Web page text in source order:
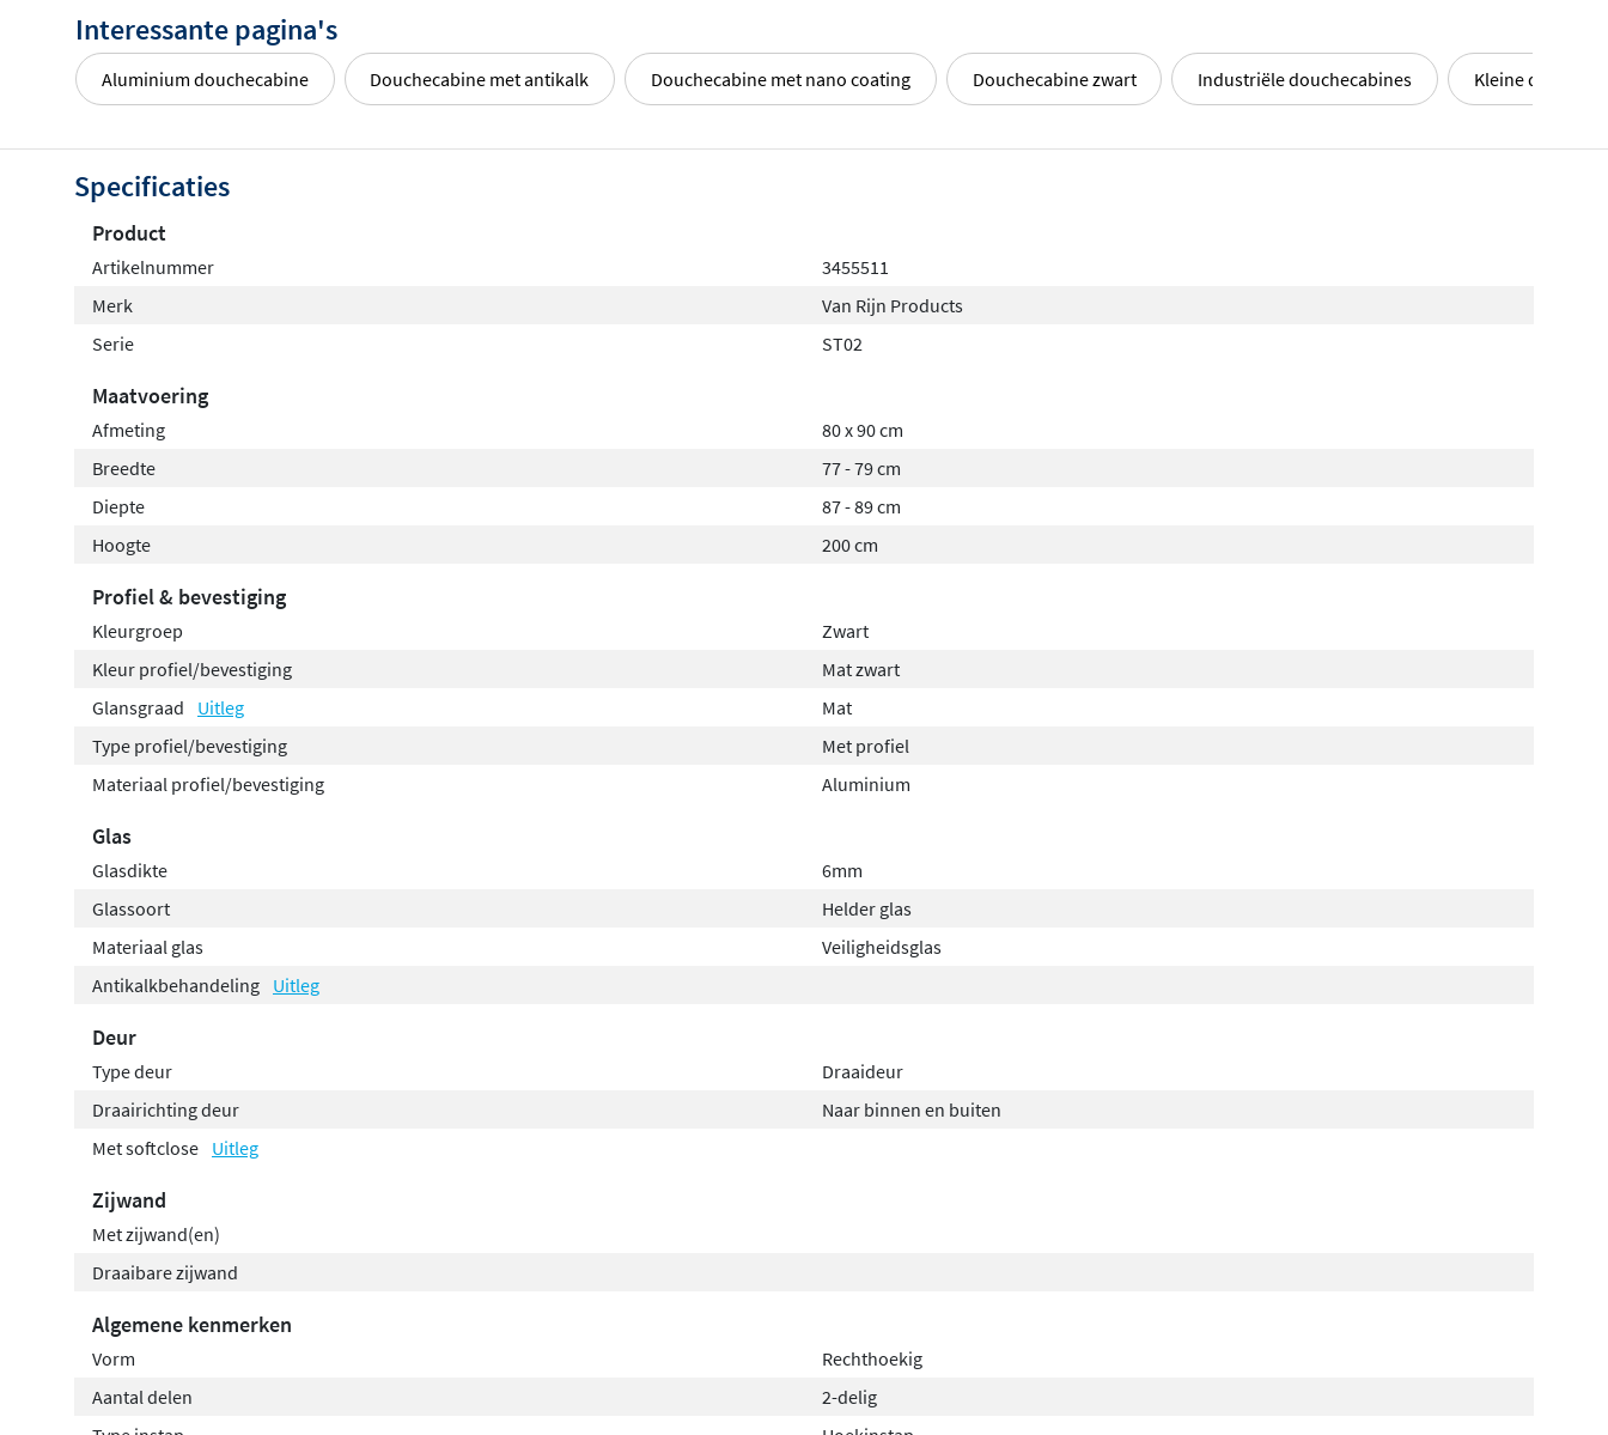
Interessante pagina's
Aluminium douchecabine Douchecabine met antikalk Douchecabine met nano coating Douchecabine zwart Industriële douchecabines Kleine
Specificaties
Product
Artikelnummer
3455511
Merk
Van Rijn Products
Serie
ST02
Maatvoering
Afmeting
80 x 90 cm
Breedte
77 - 79 cm
Diepte
87 - 89 cm
Hoogte
200 cm
Profiel & bevestiging
Kleurgroep
Zwart
Kleur profiel/bevestiging
Mat zwart
Glansgraad
Uitleg
Mat
Type profiel/bevestiging
Met profiel
Materiaal profiel/bevestiging
Aluminium
Glas
Glasdikte
6mm
Glassoort
Helder glas
Materiaal glas
Veiligheidsglas
Antikalkbehandeling Uitleg
Deur
Type deur
Draaideur
Draairichting deur
Naar binnen en buiten
Met softclose Uitleg
Zijwand
Met zijwand(en)
Draaibare zijwand
Algemene kenmerken
Vorm
Rechthoekig
Aantal delen
2-delig